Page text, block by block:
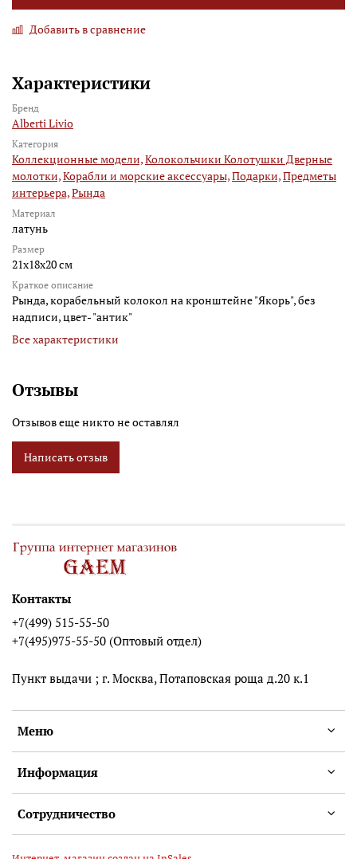
Добавить в сравнение
Характеристики
Бренд
Alberti Livio
Категория
Коллекционные модели,Колокольчики Колотушки Дверные
молотки,Корабли и морские аксессуары,Подарки,Предметы
интерьера,Рында
Материал
латунь
Размер
21x18x20 см
Краткое описание
Рында, корабельный колокол на кронштейне "Якорь", без
надписи, цвет- "антик"
Все характеристики
Отзывы
Отзывов еще никто не оставлял
Написать отзыв
Меню
Информация
Сотрудничество
Контакты
+7(499) 515-55-50
+7(495)975-55-50 (Оптовый отдел)
Пункт выдачи ; г. Москва, Потаповская роща д.20 к.1